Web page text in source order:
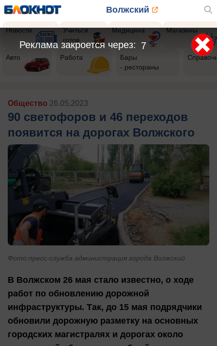
Волжский
Новости
Учиться
готов
Медицина Магазины
Авто Работа
Бары
- рестораны
Общество 26.05.2023
90 светофоров и 46 переходов
появится на дорогах Волжского
Фото:пресс-служба администрация города Волжский
В Волжском 26 мая стало известно, о ходе
работ по обновлению дорожной
инфраструктуры. Так, до 15 мая подрядчики
обновили дорожную разметку на основных
городских магистралях и дорогах около
4
Реклама закроется через: